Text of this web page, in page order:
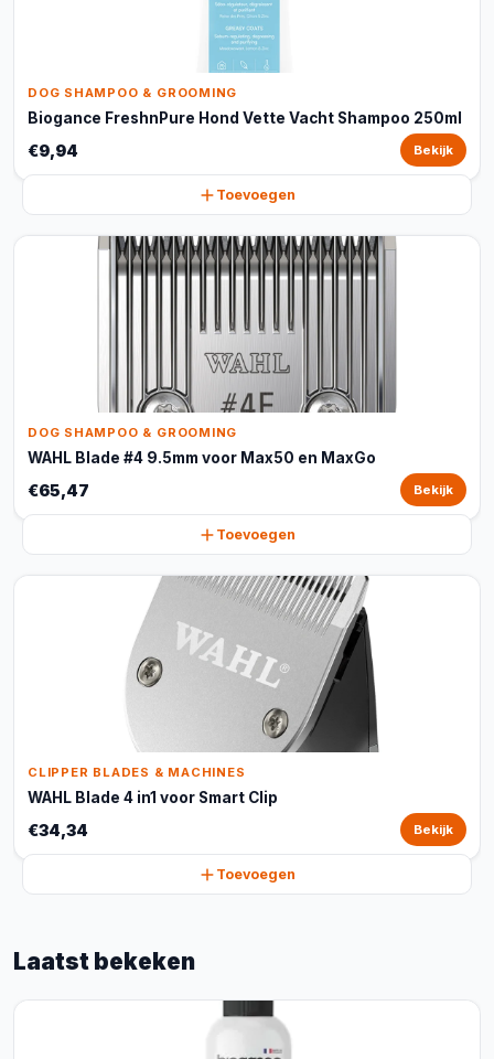
DOG SHAMPOO & GROOMING
Biogance FreshnPure Hond Vette Vacht Shampoo 250ml
€9,94 Bekijk
Toevoegen
DOG SHAMPOO & GROOMING
WAHL Blade #4 9.5mm voor Max50 en MaxGo
€65,47 Bekijk
Toevoegen
CLIPPER BLADES & MACHINES
WAHL Blade 4 in1 voor Smart Clip
€34,34 Bekijk
Toevoegen
Laatst bekeken